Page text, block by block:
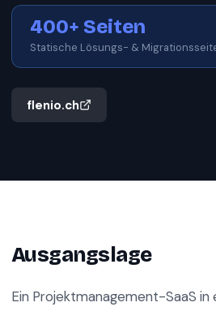
400+ Seiten
Statische Lösungs- &
flenio.ch
Ausgangslage
Ein Projektmanagement-SaaS